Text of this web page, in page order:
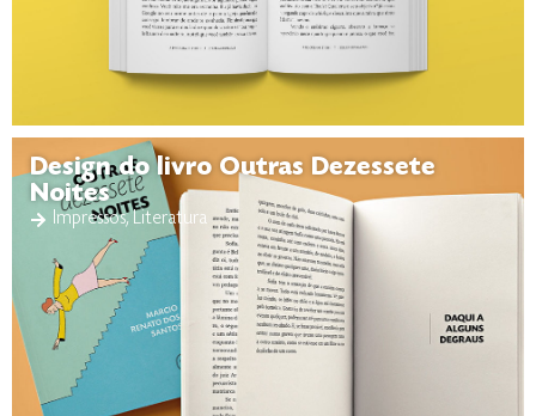
Design do livro Outras Dezessete
Noites
Impressos, Literatura